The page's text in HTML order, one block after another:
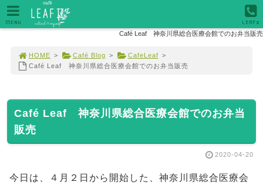
Café Leaf 神奈川県総合医療会館でのお弁当販売
HOME > Café Blog > CafeLeaf >
Café Leaf 神奈川県総合医療会館でのお弁当販売
Café Leaf 神奈川県総合医療会館でのお弁当
販売
2020-04-20
今日は、４月２日から開始した、神奈川県総合医療会
MENU LEAF2